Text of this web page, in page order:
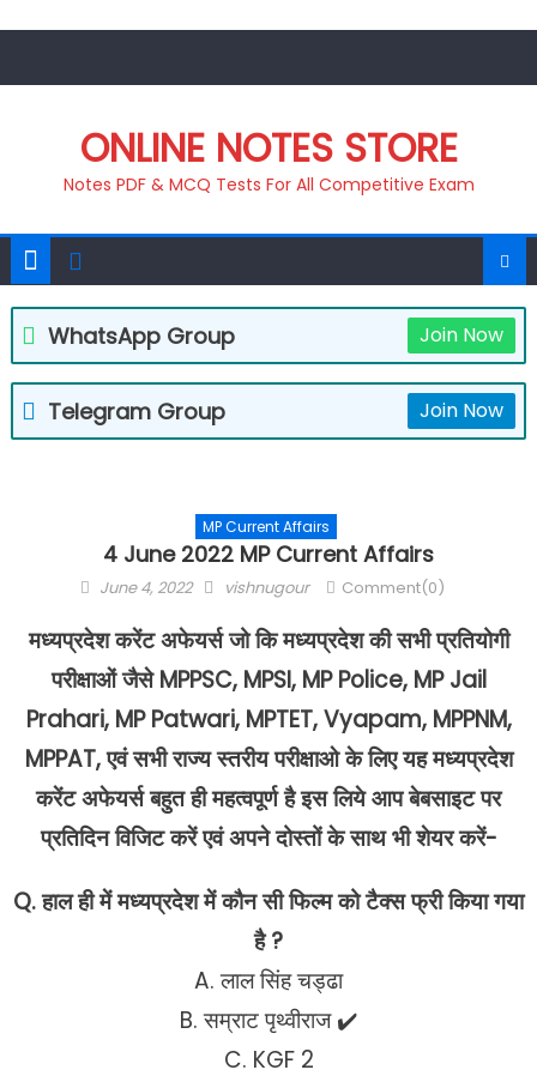
ONLINE NOTES STORE
Notes PDF & MCQ Tests For All Competitive Exam
WhatsApp Group Join Now
Telegram Group Join Now
MP Current Affairs
4 June 2022 MP Current Affairs
Posted
June 4, 2022 Author
vishnugour Comment(0)
मध्यप्रदेश करेंट अफेयर्स जो कि मध्यप्रदेश की सभी प्रतियोगी
परीक्षाओं जैसे MPPSC, MPSI, MP Police, MP Jail
Prahari, MP Patwari, MPTET, Vyapam, MPPNM,
MPPAT, एवं सभी राज्य स्तरीय परीक्षाओ के लिए यह मध्यप्रदेश
करेंट अफेयर्स बहुत ही महत्वपूर्ण है इस लिये आप बेबसाइट पर
प्रतिदिन विजिट करें एवं अपने दोस्तों के साथ भी शेयर करें-
Q. हाल ही में मध्यप्रदेश में कौन सी फिल्म को टैक्स फ्री किया गया
है ?
A. लाल सिंह चड्ढा
B. सम्राट पृथ्वीराज ✔️
C. KGF 2